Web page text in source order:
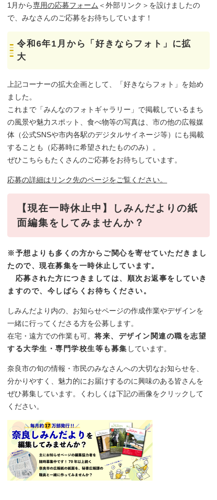
1月から専用の応募フォーム ＜外部リンク＞ を設けましたの
で、みなさんのご応募をお待ちしています！
令和6年1月から「好きならフォト」に拡
大
上記コーナーの拡大企画として、「好きならフォト」を始め
ました。
これまで「みんなのフォトギャラリー」で掲載しているまち
の風景や魅力スポット、食べ物等の写真は、市の他の広報媒
体（公式SNSや市内各駅のデジタルサイネージ等）にも掲載
することも（応募時に希望されたもののみ）。
ぜひこちらもたくさんのご応募をお待ちしています。
応募の詳細はリンク先のページをご覧ください。
【現在一時休止中】しみんだよりの紙
面編集をしてみませんか？
※予想よりも多くの方からご関心を寄せていただきまし
たので、現在募集を一時休止しています。
応募された方につきましては、順次お返事をしていき
ますので、今しばらくお待ちください。
しみんだより内の、お知らせページの作成作業やデザインを
一緒に行ってくださる方を公募します。
在宅・遠方での作業も可。将来、デザイン関連の職を志望
する大学生・専門学校生等も募集 しています。
奈良市の旬の情報・市民のみなさんへの大切なお知らせを、
分かりやすく、魅力的にお届けするのに興味のある皆さんを
ぜひ募集しています。くわしくは下記の画像をクリックして
ください。